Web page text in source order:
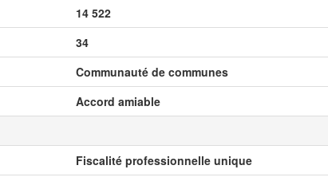
14 522
34
Communauté de communes
Accord amiable
Fiscalité professionnelle unique